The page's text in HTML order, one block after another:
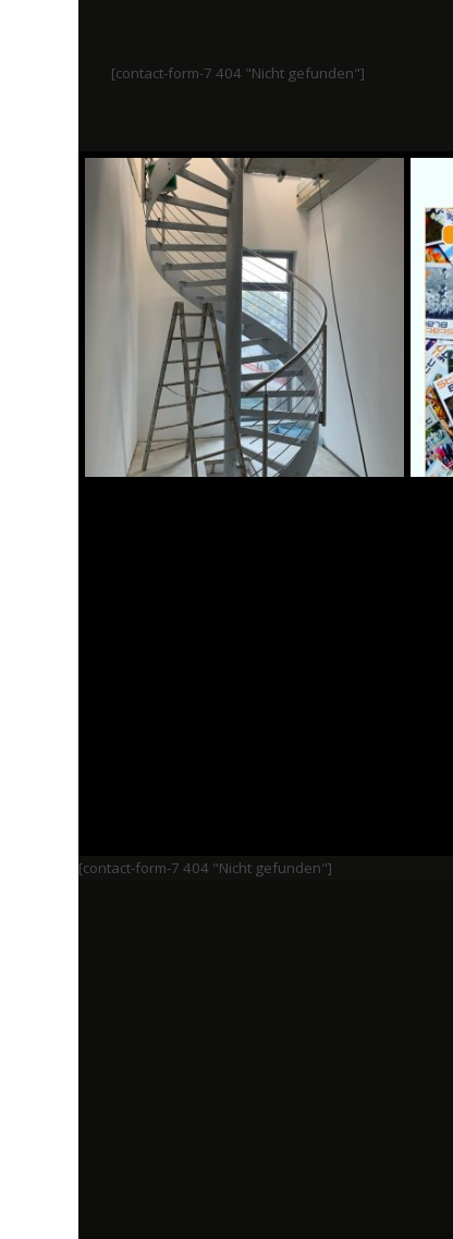
[contact-form-7 404 "Nicht gefunden"]
[contact-form-7 404 "Nicht gefunden"]